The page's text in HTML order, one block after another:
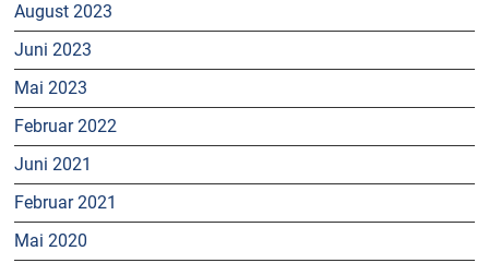
August 2023
Juni 2023
Mai 2023
Februar 2022
Juni 2021
Februar 2021
Mai 2020